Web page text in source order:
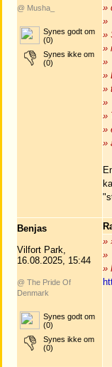
@ Musha_
Synes godt om
(0)
Synes ikke om
(0)
»
»
»
»
»
»
»
»
»
»
»
Benjas
Vilfort Park,
16.08.2025, 15:44
@ The Pride Of
Denmark
Synes godt om
(0)
Synes ikke om
(0)
»
»
»